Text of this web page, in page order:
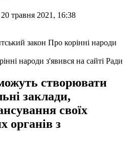
травня 2021, 16:38
народи з'явився на сайті Ради
створювати
заклади,
своїх
органів з